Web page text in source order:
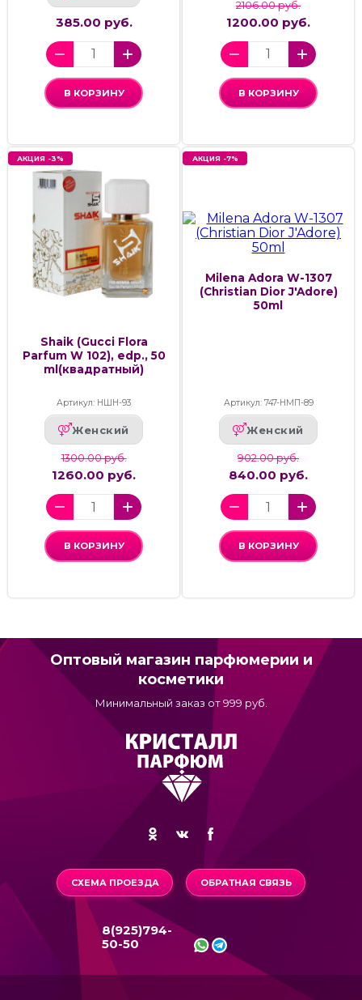
385.00 руб.
В КОРЗИНУ
2106.00 руб.
1200.00 руб.
В КОРЗИНУ
АКЦИЯ -3%
Shaik (Gucci Flora
Parfum W 102), edp., 50
ml(квадратный)
Артикул: НШН-93
Женский
1300.00 руб.
1260.00 руб.
В КОРЗИНУ
АКЦИЯ -7%
Milena Adora W-1307
(Christian Dior J'Adore)
50ml
Артикул: 747-НМП-89
Женский
902.00 руб.
840.00 руб.
В КОРЗИНУ
Оптовый магазин парфюмерии и
косметики
Минимальный заказ от 999 руб.
СХЕМА ПРОЕЗДА ОБРАТНАЯ СВЯЗЬ
8(925)794-
50-50